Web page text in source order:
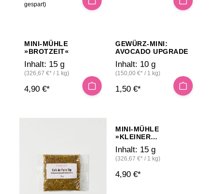
gespart)
MINI-MÜHLE
»BROTZEIT«
Inhalt: 15 g
(326,67 €* / 1 kg)
4,90 €*
GEWÜRZ-MINI:
AVOCADO UPGRADE
Inhalt: 10 g
(150,00 €* / 1 kg)
1,50 €*
MINI-MÜHLE
»KLEINER
Inhalt: 15 g
(326,67 €* / 1 kg)
4,90 €*